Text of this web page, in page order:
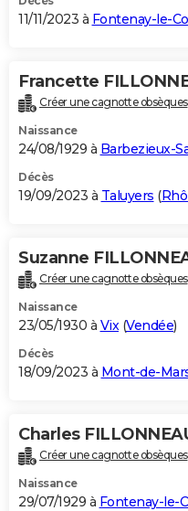
11/11/2023 à Fontenay-le-
Francette
Créer une cagnotte obsèques
Naissance
24/08/1929 à Barbezieux-
Décès
19/09/2023 à Taluyers (
Suzanne
Créer une cagnotte obsèques
Naissance
23/05/1930 à Vix(Vendée)
Décès
18/09/2023 à Mont-de-
Charles
Créer une cagnotte obsèques
Naissance
29/07/1929 à Fontenay-le-